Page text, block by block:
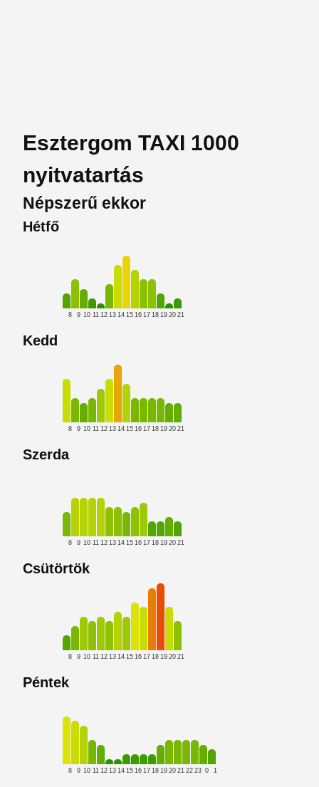
Esztergom TAXI 1000
nyitvatartás
Népszerű ekkor
Hétfő
8 9 10 11 12 13 14 15 16 17 18 19 20 21
Kedd
8 9 10 11 12 13 14 15 16 17 18 19 20 21
Szerda
8 9 10 11 12 13 14 15 16 17 18 19 20 21
Csütörtök
8 9 10 11 12 13 14 15 16 17 18 19 20 21
Péntek
8 9 10 11 12 13 14 15 16 17 18 19 20 21 22 23 0 1